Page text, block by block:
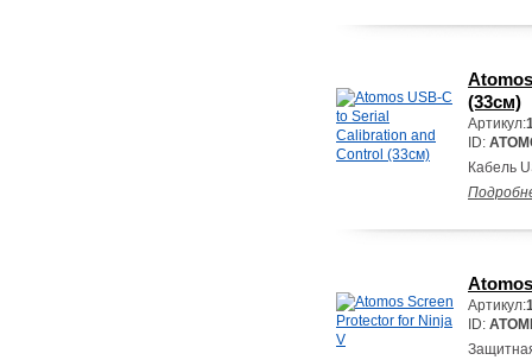
(33см)
Артикул:
ID:
Кабель
Артикул:
ID: